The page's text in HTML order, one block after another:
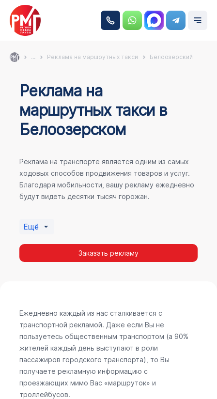
... Реклама на маршрутных такси Белоозерский
Реклама на
маршрутных такси в
Белоозерском
Реклама на транспорте является одним из самых
ходовых способов продвижения товаров и услуг.
Благодаря мобильности, вашу рекламу ежедневно
будут видеть десятки тысяч горожан.
Ещё
Заказать рекламу
Ежедневно каждый из нас сталкивается с
транспортной рекламой. Даже если Вы не
пользуетесь общественным транспортом (а 90%
жителей каждый день выступают в роли
пассажиров городского транспорта), то Вы
получаете рекламную информацию с
проезжающих мимо Вас «маршруток» и
троллейбусов.